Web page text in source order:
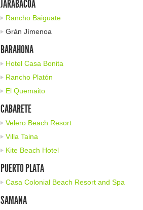
JARABACOA
Rancho Baiguate
Grán Jímenoa
BARAHONA
Hotel Casa Bonita
Rancho Platón
El Quemaito
CABARETE
Velero Beach Resort
Villa Taina
Kite Beach Hotel
PUERTO PLATA
Casa Colonial Beach Resort and Spa
SAMANA